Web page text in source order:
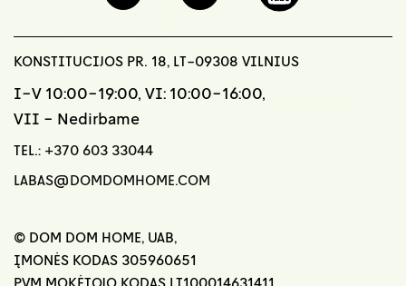
KONSTITUCIJOS PR. 18, LT-09308 VILNIUS
I-V 10:00-19:00, VI: 10:00-16:00,
VII - Nedirbame
TEL.: +370 603 33044
LABAS@DOMDOMHOME.COM
© DOM DOM HOME, UAB,
ĮMONĖS KODAS 305960651
PVM MOKĖTOJO KODAS LT100014631411